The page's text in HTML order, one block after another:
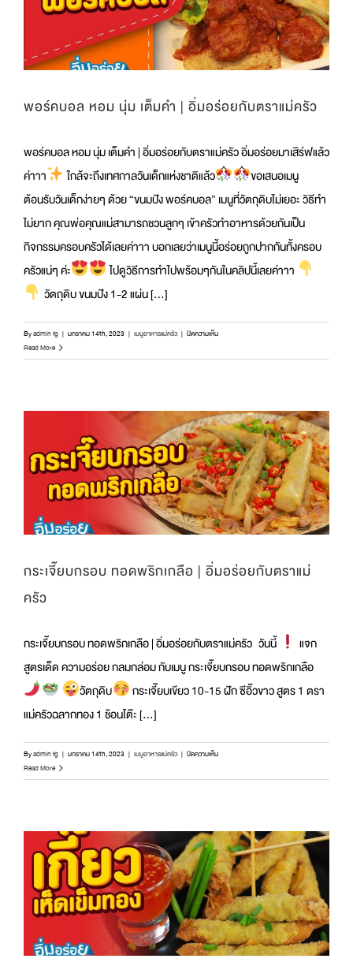
|
อิ่ม
อร่อย
กับ
ตรา
พอร์คบอล หอม นุ่ม เต็มคำ | อิ่มอร่อยกับตราแม่ครัว
พอร์คบอล หอม นุ่ม เต็มคำ | อิ่มอร่อยกับตราแม่ครัว อิ่มอร่อยมาเสิร์ฟแล้ว
ค่าาา
ใกล้จะถึงเทศกาลวันเด็กแห่งชาติแล้ว
ขอเสนอเมนู
ต้อนรับวันเด็กง่ายๆ ด้วย “ขนมปัง พอร์คบอล” เมนูที่วัตถุดิบไม่เยอะ วิธีทำ
ไม่ยาก คุณพ่อคุณแม่สามารถชวนลูกๆ เข้าครัวทำอาหารด้วยกันเป็น
กิจกรรมครอบครัวได้เลยค่าาา บอกเลยว่าเมนูนี้อร่อยถูกปากกันทั้งครอบ
ครัวแน่ๆ ค่ะ
ไปดูวิธีการทำไปพร้อมๆกันในคลิปนี้เลยค่าาา
วัตถุดิบ ขนมปัง 1-2 แผ่น [...]
Byadmin fg | มกราคม 14th, 2023 | เมนูอาหารแม่ครัว | ปิดความเห็นบน
คบอล
คำ
|
อิ่ม
อร่อย
กับ
ตรา
แม่
ครัว
Read More
กระเจี๊ยบกรอบ ทอดพริกเกลือ | อิ่มอร่อยกับตราแม่
ครัว
กระเจี๊ยบกรอบ ทอดพริกเกลือ | อิ่มอร่อยกับตราแม่ครัว วันนี้
แจก
สูตรเด็ด ความอร่อย กลมกล่อม กับเมนู กระเจี๊ยบกรอบ ทอดพริกเกลือ
วัตถุดิบ
กระเจี๊ยบเขียว 10-15 ฝัก ซีอิ๊วขาว สูตร 1 ตรา
แม่ครัวฉลากทอง 1 ช้อนโต๊ะ [...]
Byadmin fg | มกราคม 14th, 2023 | เมนูอาหารแม่ครัว | ปิดความเห็นบน
กรอบ
อิ่ม
อร่อย
กับ
ตรา
แม่
ครัว
Read More